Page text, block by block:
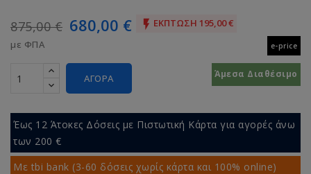
875,00 € 680,00 €  ΈΚΠΤΩΣΗ 195,00 €
με ΦΠΑ
e-price
Άμεσα Διαθέσιμο
ΑΓΟΡΆ
Έως 12 Άτοκες Δόσεις με Πιστωτική Κάρτα για αγορές άνω
των 200 €
Με tbi bank (3-60 δόσεις χωρίς κάρτα και 100% online)